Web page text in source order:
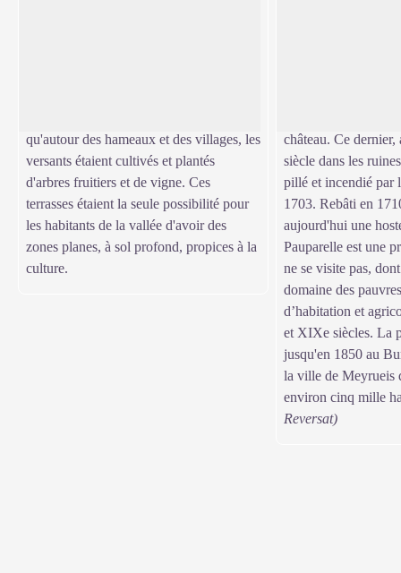
qu'autour des hameaux et des villages, les
versants étaient cultivés et plantés
d'arbres fruitiers et de vigne. Ces
terrasses étaient la seule possibilité pour
les habitants de la vallée d'avoir des
zones planes, à sol profond, propices à la
culture.
château. Ce
siècle dans les
pillé et incendié par
1703. Rebâti en
aujourd'hui une
Pauparelle est une
ne se visite pas,
domaine des
d’habitation et
et XIXe siècles. La
jusqu'en 1850 au
la ville de Meyrueis
environ cinq mille
Reversat)